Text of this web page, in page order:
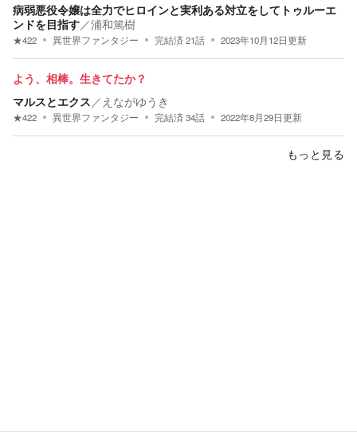
病弱悪役令嬢は全力でヒロインと実利ある対立をしてトゥルーエ
ンドを目指す／浦和篤樹
★422 異世界ファンタジー 完結済21話 2023年10月12日更新
よう、相棒。生きてたか？
マルスとエクス ／ えながゆうき
★422 異世界ファンタジー 完結済34話 2022年8月29日更新
もっと見る